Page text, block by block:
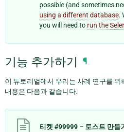
possible (and sometimes
using a different database.
you will need to run the
기능 추가하기 ¶
이 튜토리얼에서 우리는 사례 연구를 위
내용은 다음과 같습니다.
티켓 #99999 – 토스트 만들기